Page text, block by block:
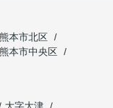
熊本市北区
熊本市中央区